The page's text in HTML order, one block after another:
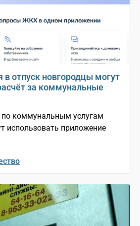
отпуск новгородцы могут
за коммунальные
по коммунальным услугам
использовать приложение